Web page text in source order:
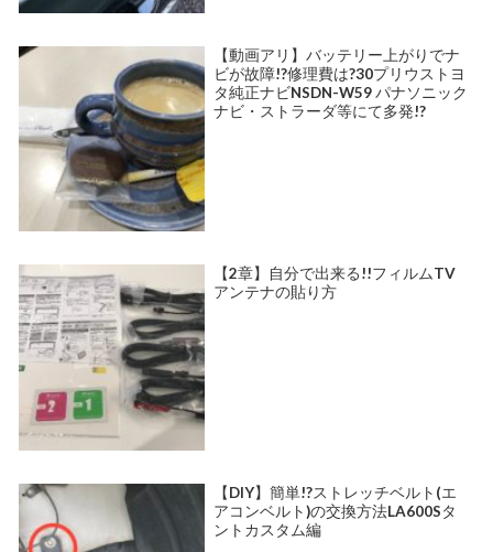
【動画アリ】バッテリー上がりでナ
ビが故障!?修理費は?30プリウストヨ
タ純正ナビNSDN-W59 パナソニック
ナビ・ストラーダ等にて多発!?
【2章】自分で出来る!!フィルムTV
アンテナの貼り方
【DIY】簡単!?ストレッチベルト(エ
アコンベルト)の交換方法LA600Sタ
ントカスタム編